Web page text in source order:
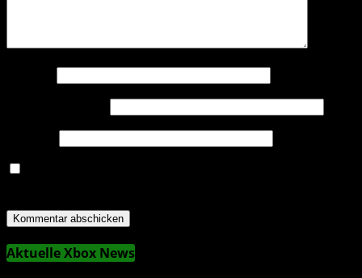
Aktuelle Xbox News